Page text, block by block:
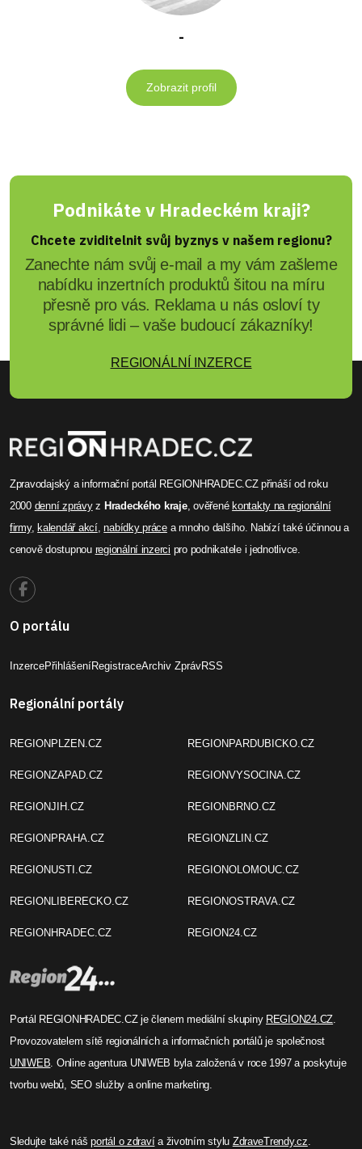
-
Zobrazit profil
Podnikáte v Hradeckém kraji?
Chcete zviditelnit svůj byznys v našem regionu?
Zanechte nám svůj e-mail a my vám zašleme
nabídku inzertních produktů šitou na míru
přesně pro vás. Reklama u nás osloví ty
správné lidi – vaše budoucí zákazníky!
REGIONÁLNÍ INZERCE
Zpravodajský a informační portál REGIONHRADEC.CZ přináší od roku
2000 denní zprávyz Hradeckého kraje, ověřené kontakty na regionální
firmy, kalendář akcí,nabídky prácea mnoho dalšího. Nabízí také účinnou a
cenově dostupnou regionální inzerci pro podnikatele i jednotlivce.
O portálu
InzercePřihlášeníRegistraceArchiv ZprávRSS
Regionální portály
REGIONPLZEN.CZ
REGIONZAPAD.CZ
REGIONJIH.CZ
REGIONPRAHA.CZ
REGIONUSTI.CZ
REGIONLIBERECKO.CZ
REGIONHRADEC.CZ
REGIONPARDUBICKO.CZ
REGIONVYSOCINA.CZ
REGIONBRNO.CZ
REGIONZLIN.CZ
REGIONOLOMOUC.CZ
REGIONOSTRAVA.CZ
REGION24.CZ
Portál REGIONHRADEC.CZ je členem mediální skupiny REGION24.CZ.
Provozovatelem sítě regionálních a informačních portálů je společnost
UNIWEB. Online agentura UNIWEB byla založená v roce 1997 a poskytuje
tvorbu webů, SEO služby a online marketing.
Sledujte také nášportál o zdravía životním stylu ZdraveTrendy.cz.